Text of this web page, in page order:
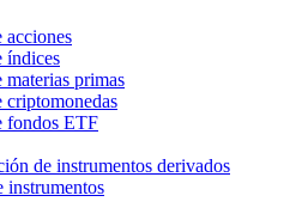
acciones
índices
primas
criptomonedas
fondos ETF
de instrumentos derivados
instrumentos